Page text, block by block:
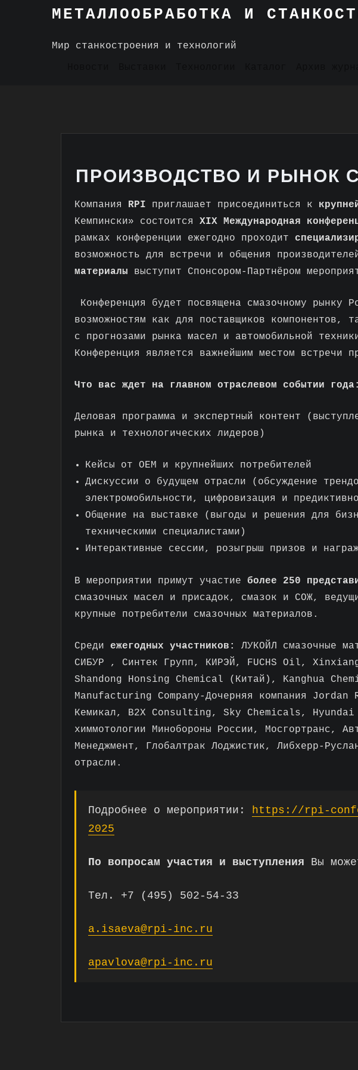
МЕТАЛЛООБРАБОТКА И
Мир станкостроения и технологий
ПРОИЗВОДСТВО И РЫНОК
Компания RPI приглашает присоединиться к
Кемпински» состоится XIX Международная
рамках конференции ежегодно проходит
возможность для встречи и общения
материалы выступит Спонсором-Партнёром
Конференция будет посвящена смазочному
возможностям как для поставщиков компонентов,
с прогнозами рынка масел и автомобильной
Конференция является важнейшим местом встречи
Что вас ждет на главном отраслевом событии года:
Деловая программа и экспертный контент
рынка и технологических лидеров)
Кейсы от OEM и крупнейших потребителей
Дискуссии о будущем отрасли (обсуждение
электромобильности, цифровизация и
Общение на выставке (выгоды и решения для
техническими специалистами)
Интерактивные сессии, розыгрыш призов и
В мероприятии примут участие более 250
смазочных масел и присадок, смазок и СОЖ,
крупные потребители смазочных материалов.
Среди ежегодных участников:
ЛУКОЙЛ cмазочные
CИБУР , Синтек Групп, КИРЭЙ, FUCHS Oil,
Shandong Honsing Chemical (Китай), Kanghua
Manufacturing Company-Дочерняя компания
Кемикал, B2X Consulting, Sky Chemicals,
химмотологии Минобороны России, Мосгортранс,
Менеджмент, Глобалтрак Лоджистик, Либхерр-
отрасли.
Подробнее о мероприятии:
https://rpi-
2025
По вопросам участия и выступления Вы
Тел. +7 (495) 502-54-33
a.isaeva@rpi-inc.ru
apavlova@rpi-inc.ru